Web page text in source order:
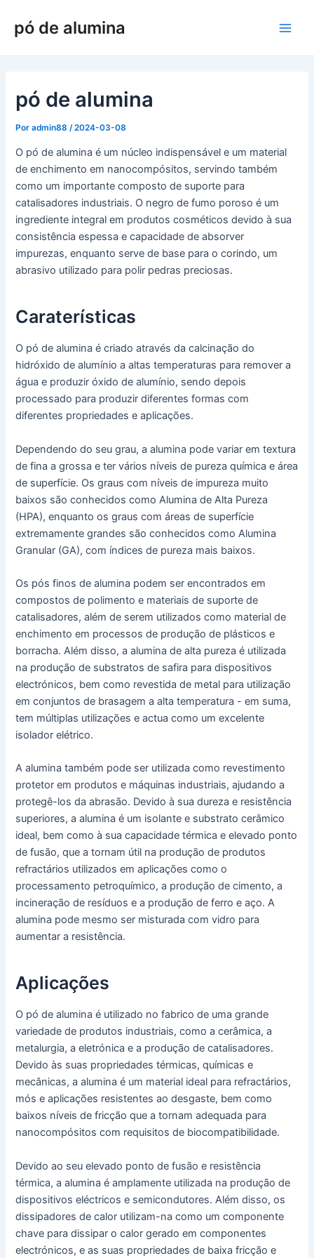
parapó de alumina
pó de alumina
Poradmin88 /2024-03-08
O pó de alumina é um núcleo indispensável e um material
de enchimento em nanocompósitos, servindo também
como um importante composto de suporte para
catalisadores industriais. O negro de fumo poroso é um
ingrediente integral em produtos cosméticos devido à sua
consistência espessa e capacidade de absorver
impurezas, enquanto serve de base para o corindo, um
abrasivo utilizado para polir pedras preciosas.
Caraterísticas
O pó de alumina é criado através da calcinação do
hidróxido de alumínio a altas temperaturas para remover a
água e produzir óxido de alumínio, sendo depois
processado para produzir diferentes formas com
diferentes propriedades e aplicações.
Dependendo do seu grau, a alumina pode variar em textura
de fina a grossa e ter vários níveis de pureza química e área
de superfície. Os graus com níveis de impureza muito
baixos são conhecidos como Alumina de Alta Pureza
(HPA), enquanto os graus com áreas de superfície
extremamente grandes são conhecidos como Alumina
Granular (GA), com índices de pureza mais baixos.
Os pós finos de alumina podem ser encontrados em
compostos de polimento e materiais de suporte de
catalisadores, além de serem utilizados como material de
enchimento em processos de produção de plásticos e
borracha. Além disso, a alumina de alta pureza é utilizada
na produção de substratos de safira para dispositivos
electrónicos, bem como revestida de metal para utilização
em conjuntos de brasagem a alta temperatura - em suma,
tem múltiplas utilizações e actua como um excelente
isolador elétrico.
A alumina também pode ser utilizada como revestimento
protetor em produtos e máquinas industriais, ajudando a
protegê-los da abrasão. Devido à sua dureza e resistência
superiores, a alumina é um isolante e substrato cerâmico
ideal, bem como à sua capacidade térmica e elevado ponto
de fusão, que a tornam útil na produção de produtos
refractários utilizados em aplicações como o
processamento petroquímico, a produção de cimento, a
incineração de resíduos e a produção de ferro e aço. A
alumina pode mesmo ser misturada com vidro para
aumentar a resistência.
Aplicações
O pó de alumina é utilizado no fabrico de uma grande
variedade de produtos industriais, como a cerâmica, a
metalurgia, a eletrónica e a produção de catalisadores.
Devido às suas propriedades térmicas, químicas e
mecânicas, a alumina é um material ideal para refractários,
mós e aplicações resistentes ao desgaste, bem como
baixos níveis de fricção que a tornam adequada para
nanocompósitos com requisitos de biocompatibilidade.
Devido ao seu elevado ponto de fusão e resistência
térmica, a alumina é amplamente utilizada na produção de
dispositivos eléctricos e semicondutores. Além disso, os
dissipadores de calor utilizam-na como um componente
chave para dissipar o calor gerado em componentes
electrónicos, e as suas propriedades de baixa fricção e